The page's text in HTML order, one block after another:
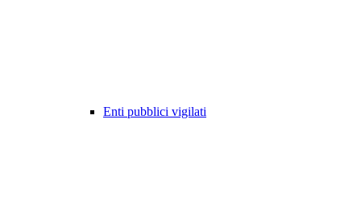
Enti pubblici vigilati